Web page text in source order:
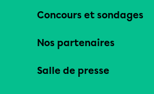
Concours et sondages
Nos partenaires
Salle de presse